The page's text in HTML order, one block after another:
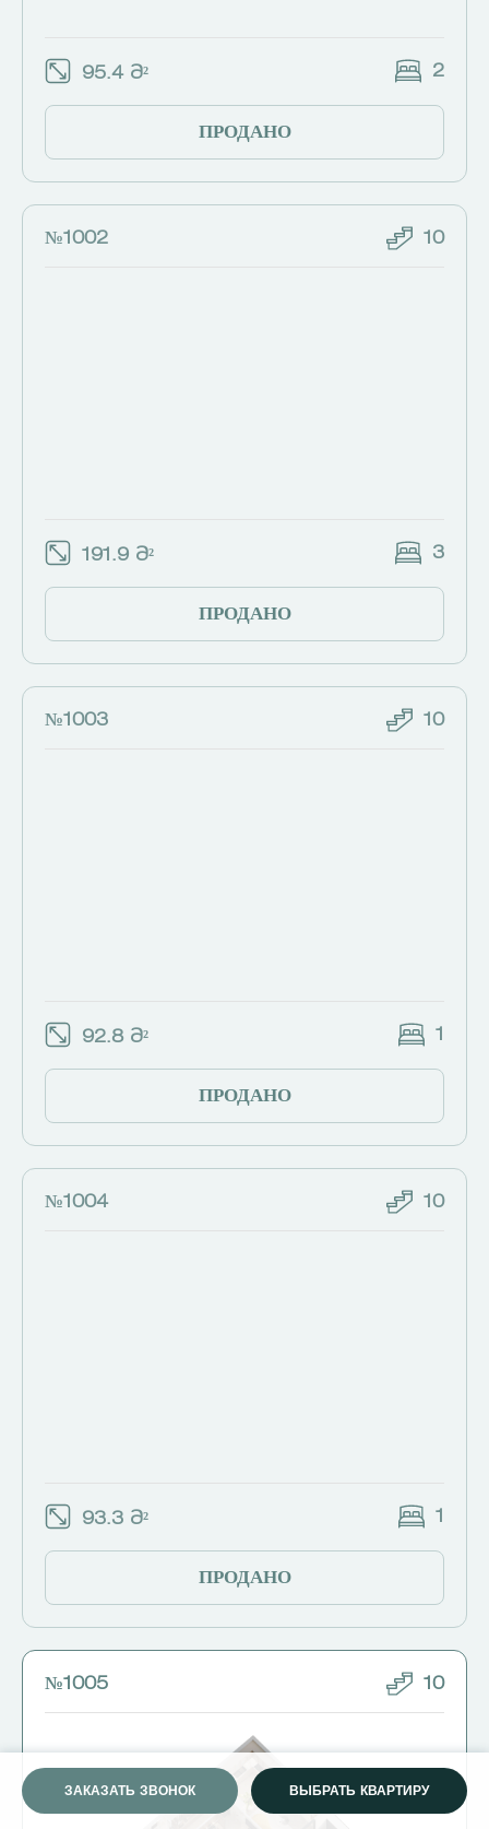
ЗАКАЗАТЬ ЗВОНОК ВЫБРАТЬ КВАРТИРУ
95.4 Მ² 2
ПРОДАНО
№1002 10
191.9 Მ² 3
ПРОДАНО
№1003 10
92.8 Მ² 1
ПРОДАНО
№1004 10
93.3 Მ² 1
ПРОДАНО
№1005 10